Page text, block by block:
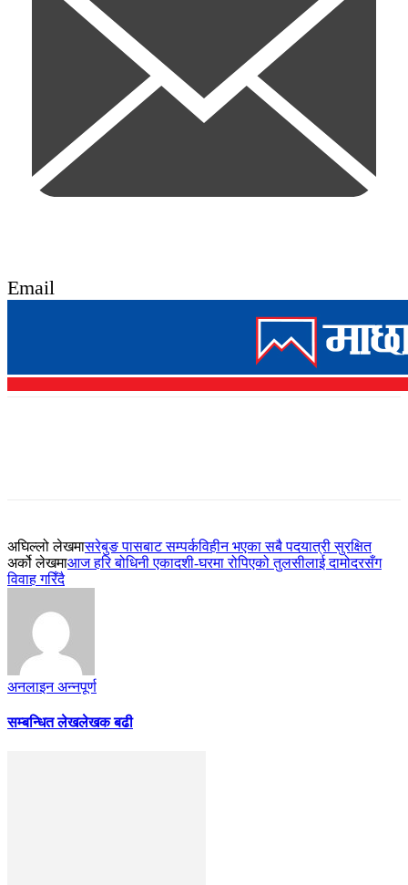
Email
अघिल्लो लेखमासरेबुङ पासबाट सम्पर्कविहीन भएका सबै पदयात्री सुरक्षित
अर्को लेखमाआज हरि बोधिनी एकादशी-घरमा रोपिएको तुलसीलाई दामोदरसँग
विवाह गरिँदै
अनलाइन अन्नपूर्ण
सम्बन्धित लेखलेखक बढी